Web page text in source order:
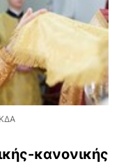
κανονικής